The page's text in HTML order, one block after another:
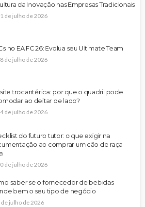
da Inovação nas Empresas Tradicionais
de julho de 2026
no EA FC 26: Evolua seu Ultimate Team
de julho de 2026
trocantérica: por que o quadril pode
ao deitar de lado?
de julho de 2026
do futuro tutor: o que exigir na
ao comprar um cão de raça
de julho de 2026
saber se o fornecedor de bebidas
bem o seu tipo de negócio
de julho de 2026